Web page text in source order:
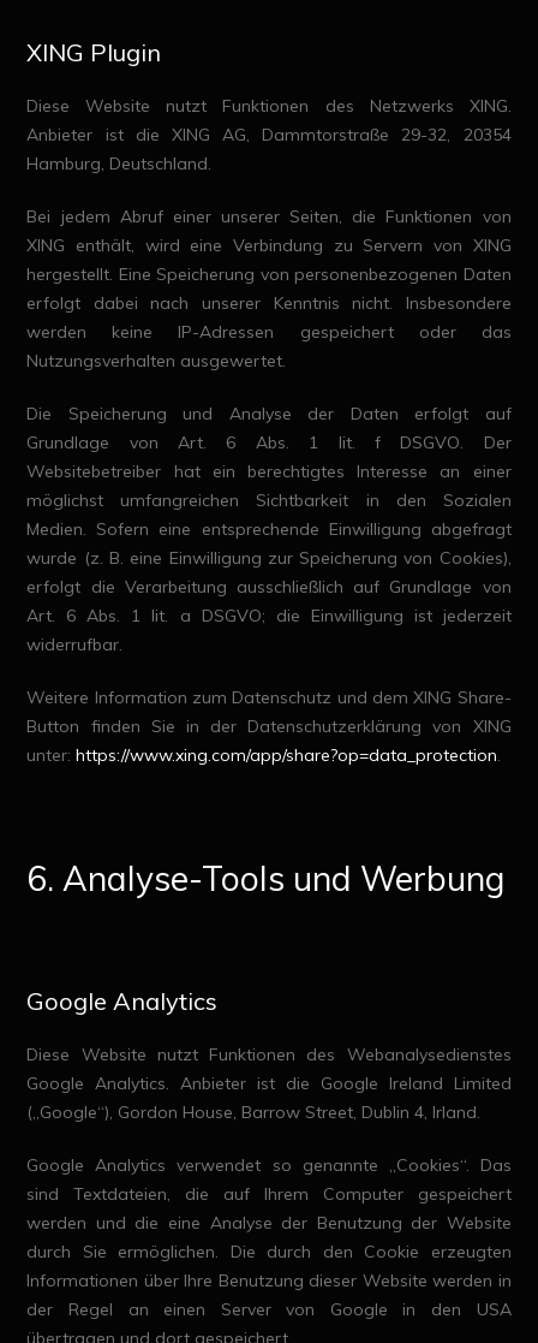
XING Plugin
Diese Website nutzt Funktionen des Netzwerks XING.
Anbieter ist die XING AG, Dammtorstraße 29-32, 20354
Hamburg, Deutschland.
Bei jedem Abruf einer unserer Seiten, die Funktionen von
XING enthält, wird eine Verbindung zu Servern von XING
hergestellt. Eine Speicherung von personenbezogenen Daten
erfolgt dabei nach unserer Kenntnis nicht. Insbesondere
werden keine IP-Adressen gespeichert oder das
Nutzungsverhalten ausgewertet.
Die Speicherung und Analyse der Daten erfolgt auf
Grundlage von Art. 6 Abs. 1 lit. f DSGVO. Der
Websitebetreiber hat ein berechtigtes Interesse an einer
möglichst umfangreichen Sichtbarkeit in den Sozialen
Medien. Sofern eine entsprechende Einwilligung abgefragt
wurde (z. B. eine Einwilligung zur Speicherung von Cookies),
erfolgt die Verarbeitung ausschließlich auf Grundlage von
Art. 6 Abs. 1 lit. a DSGVO; die Einwilligung ist jederzeit
widerrufbar.
Weitere Information zum Datenschutz und dem XING Share-
Button finden Sie in der Datenschutzerklärung von XING
unter:https://www.xing.com/app/share?op=data_protection.
6. Analyse-Tools und Werbung
Google Analytics
Diese Website nutzt Funktionen des Webanalysedienstes
Google Analytics. Anbieter ist die Google Ireland Limited
(„Google“), Gordon House, Barrow Street, Dublin 4, Irland.
Google Analytics verwendet so genannte „Cookies“. Das
sind Textdateien, die auf Ihrem Computer gespeichert
werden und die eine Analyse der Benutzung der Website
durch Sie ermöglichen. Die durch den Cookie erzeugten
Informationen über Ihre Benutzung dieser Website werden in
der Regel an einen Server von Google in den USA
übertragen und dort gespeichert.